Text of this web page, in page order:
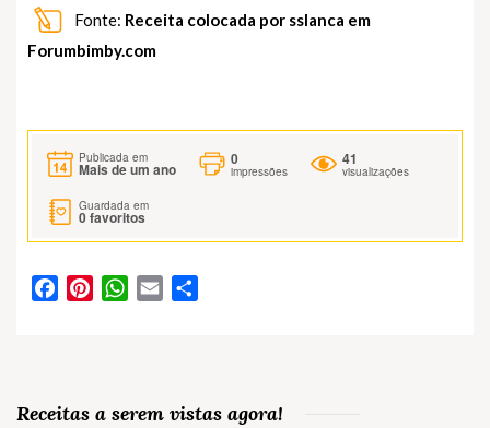
Fonte: Receita colocada por sslanca em
Forumbimby.com
Publicada em
Mais de um ano
0
impressões
41
visualizações
Guardada em
0favoritos
FacebookPinterestWhatsApp
Email
Receitas a serem vistas agora!